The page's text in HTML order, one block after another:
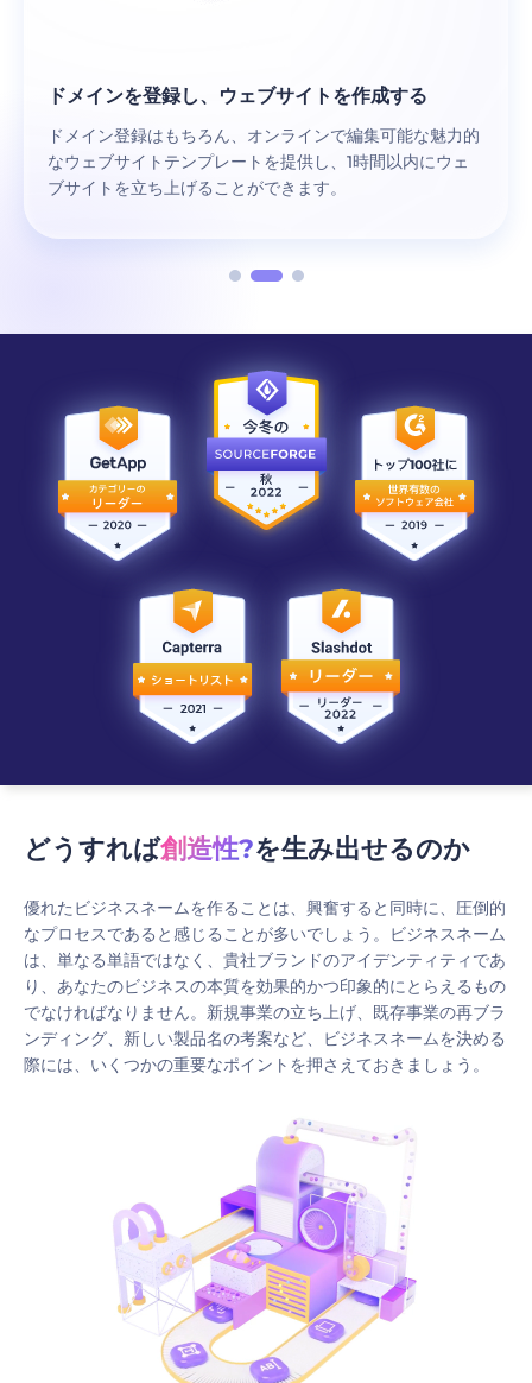
ドメインを登録し、ウェブサイトを作成する
ドメイン登録はもちろん、オンラインで編集可能な魅力的
なウェブサイトテンプレートを提供し、1時間以内にウェ
ブサイトを立ち上げることができます。
どうすれば創造性?を生み出せるのか
優れたビジネスネームを作ることは、興奮すると同時に、圧倒的
なプロセスであると感じることが多いでしょう。ビジネスネーム
は、単なる単語ではなく、貴社ブランドのアイデンティティであ
り、あなたのビジネスの本質を効果的かつ印象的にとらえるもの
でなければなりません。新規事業の立ち上げ、既存事業の再ブラ
ンディング、新しい製品名の考案など、ビジネスネームを決める
際には、いくつかの重要なポイントを押さえておきましょう。